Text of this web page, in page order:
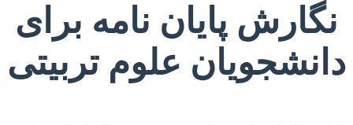
نگارش پایان نامه برای
دانشجویان علوم تربیتی